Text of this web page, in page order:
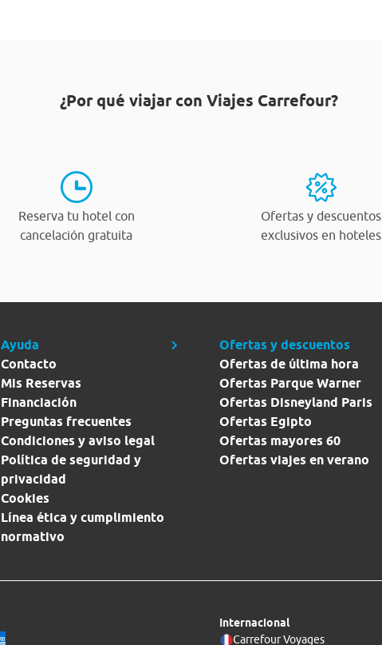
¿Por qué viajar con Viajes Carrefour?
Reserva tu hotel con
cancelación gratuita
Ofertas y descuentos
exclusivos en hoteles
Ayuda
Contacto
Mis Reservas
Financiación
Preguntas frecuentes
Condiciones y aviso legal
Política de seguridad y
privacidad
Cookies
Línea ética y cumplimiento
normativo
Ofertas y descuentos
Ofertas de última hora
Ofertas Parque Warner
Ofertas Disneyland Paris
Ofertas Egipto
Ofertas mayores 60
Ofertas viajes en verano
Internacional
Carrefour Voyages